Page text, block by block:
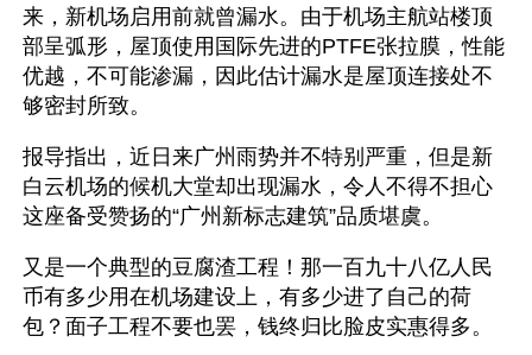
来，新机场启用前就曾漏水。由于机场主航站楼顶
部呈弧形，屋顶使用国际先进的PTFE张拉膜，性能
优越，不可能渗漏，因此估计漏水是屋顶连接处不
够密封所致。
报导指出，近日来广州雨势并不特别严重，但是新
白云机场的候机大堂却出现漏水，令人不得不担心
这座备受赞扬的“广州新标志建筑”品质堪虞。
又是一个典型的豆腐渣工程！那一百九十八亿人民
币有多少用在机场建设上，有多少进了自己的荷
包？面子工程不要也罢，钱终归比脸皮实惠得多。